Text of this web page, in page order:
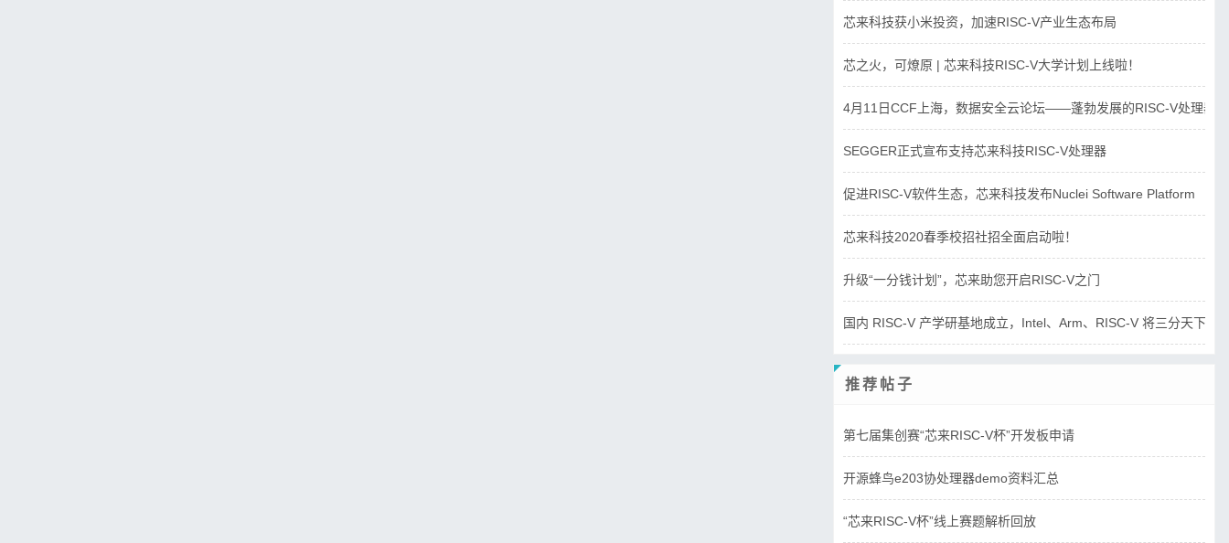
芯来科技获小米投资，加速RISC-V产业生态布局
芯之火，可燎原 | 芯来科技RISC-V大学计划上线啦！
4月11日CCF上海，数据安全云论坛——蓬勃发展的RISC-V处理器
SEGGER正式宣布支持芯来科技RISC-V处理器
促进RISC-V软件生态，芯来科技发布Nuclei Software Platform
芯来科技2020春季校招社招全面启动啦！
升级“一分钱计划”，芯来助您开启RISC-V之门
国内 RISC-V 产学研基地成立，Intel、Arm、RISC-V 将三分天下？
推荐帖子
第七届集创赛“芯来RISC-V杯”开发板申请
开源蜂鸟e203协处理器demo资料汇总
“芯来RISC-V杯”线上赛题解析回放